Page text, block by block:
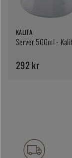
KALITA
Server 500ml -
292 kr